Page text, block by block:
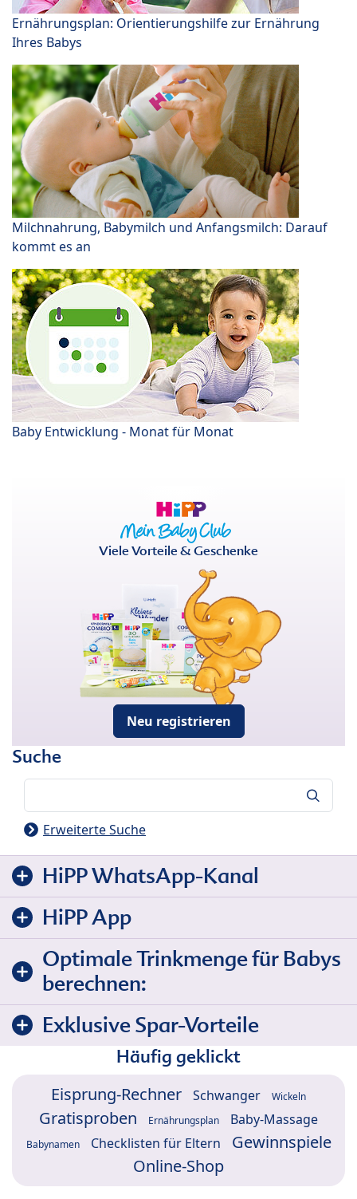
Ernährungsplan: Orientierungshilfe zur Ernährung
Ihres Babys
Milchnahrung, Babymilch und Anfangsmilch: Darauf
kommt es an
Baby Entwicklung - Monat für Monat
Viele Vorteile & Geschenke
Neu registrieren
Suche
Erweiterte Suche
HiPP WhatsApp-Kanal
HiPP App
Optimale Trinkmenge für Babys
berechnen:
Exklusive Spar-Vorteile
Häufig geklickt
Eisprung-Rechner Schwanger Wickeln
Gratisproben Ernährungsplan Baby-Massage
Babynamen Checklisten für Eltern
Gewinnspiele
Online-Shop